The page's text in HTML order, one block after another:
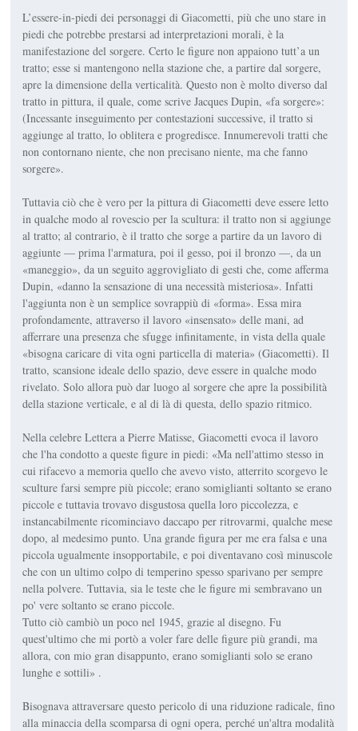
L’essere-in-piedi dei personaggi di Giacometti, più che uno stare in
piedi che potrebbe prestarsi ad interpretazioni morali, è la
manifestazione del sorgere. Certo le figure non appaiono tutt’a un
tratto; esse si mantengono nella stazione che, a partire dal sorgere,
apre la dimensione della verticalità. Questo non è molto diverso dal
tratto in pittura, il quale, come scrive Jacques Dupin, «fa sorgere»:
(Incessante inseguimento per contestazioni successive, il tratto si
aggiunge al tratto, lo oblitera e progredisce. Innumerevoli tratti che
non contornano niente, che non precisano niente, ma che fanno
sorgere».
Tuttavia ciò che è vero per la pittura di Giacometti deve essere letto
in qualche modo al rovescio per la scultura: il tratto non si aggiunge
al tratto; al contrario, è il tratto che sorge a partire da un lavoro di
aggiunte — prima l'armatura, poi il gesso, poi il bronzo —, da un
«maneggio», da un seguito aggrovigliato di gesti che, come afferma
Dupin, «danno la sensazione di una necessità misteriosa». Infatti
l'aggiunta non è un semplice sovrappiù di «forma». Essa mira
profondamente, attraverso il lavoro «insensato» delle mani, ad
afferrare una presenza che sfugge infinitamente, in vista della quale
«bisogna caricare di vita ogni particella di materia» (Giacometti). Il
tratto, scansione ideale dello spazio, deve essere in qualche modo
rivelato. Solo allora può dar luogo al sorgere che apre la possibilità
della stazione verticale, e al di là di questa, dello spazio ritmico.
Nella celebre Lettera a Pierre Matisse, Giacometti evoca il lavoro
che l'ha condotto a queste figure in piedi: «Ma nell'attimo stesso in
cui rifacevo a memoria quello che avevo visto, atterrito scorgevo le
sculture farsi sempre più piccole; erano somiglianti soltanto se erano
piccole e tuttavia trovavo disgustosa quella loro piccolezza, e
instancabilmente ricominciavo daccapo per ritrovarmi, qualche mese
dopo, al medesimo punto. Una grande figura per me era falsa e una
piccola ugualmente insopportabile, e poi diventavano così minuscole
che con un ultimo colpo di temperino spesso sparivano per sempre
nella polvere. Tuttavia, sia le teste che le figure mi sembravano un
po' vere soltanto se erano piccole.
Tutto ciò cambiò un poco nel 1945, grazie al disegno. Fu
quest'ultimo che mi portò a voler fare delle figure più grandi, ma
allora, con mio gran disappunto, erano somiglianti solo se erano
lunghe e sottili» .
Bisognava attraversare questo pericolo di una riduzione radicale, fino
alla minaccia della scomparsa di ogni opera, perché un'altra modalità